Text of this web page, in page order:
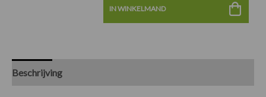
IN WINKELMAND
Beschrijving